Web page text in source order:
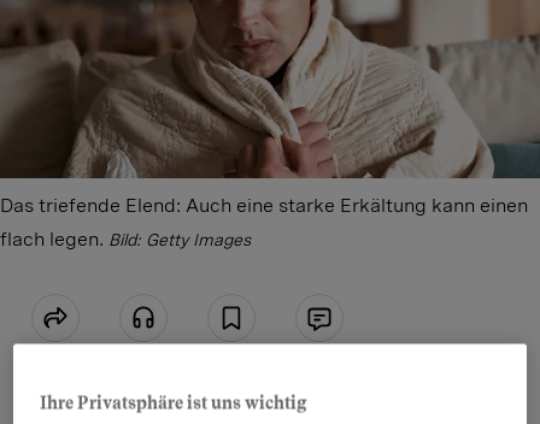
Das triefende Elend: Auch eine starke Erkältung kann einen
flach legen. Bild: Getty Images
Ihre Privatsphäre ist uns wichtig